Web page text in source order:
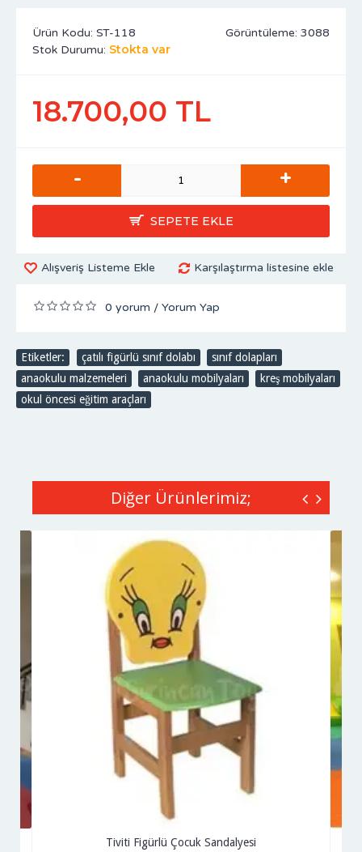
Görüntüleme: 3088
Ürün Kodu: ST-118
Stok Durumu: Stokta var
18.700,00 TL
- +
SEPETE EKLE
Alışveriş Listeme Ekle Karşılaştırma listesine ekle
0 yorum / Yorum Yap
Etiketler: çatılı figürlü sınıf dolabı sınıf dolapları
anaokulu malzemeleri
anaokulu mobilyaları kreş mobilyaları
okul öncesi eğitim araçları
Diğer Ürünlerimiz;
Tiviti Figürlü Çocuk Sandalyesi